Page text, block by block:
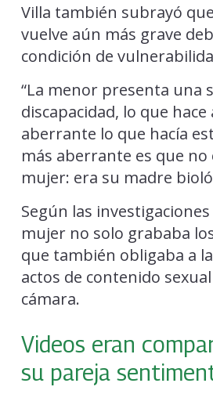
Villa también subrayó
vuelve aún más grave
condición de
“La menor presenta una
discapacidad, lo que
aberrante lo que hacía
más aberrante es que
mujer: era su madre
Según las
mujer no solo grababa
que también obligaba a
actos de contenido
cámara.
Videos eran
su pareja